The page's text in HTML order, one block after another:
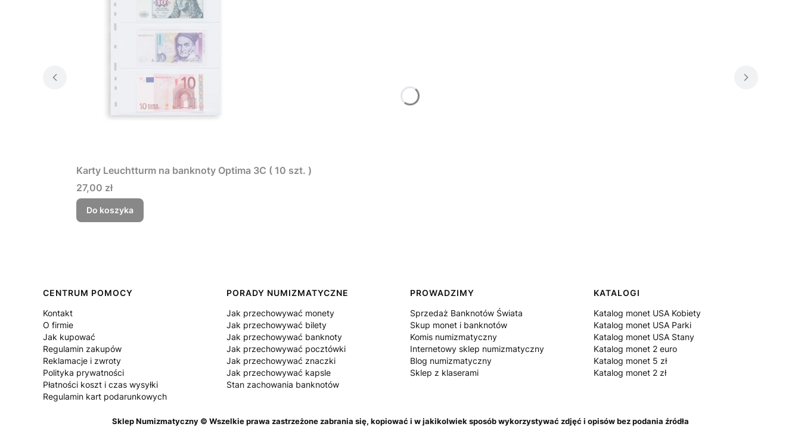
Karty Leuchtturm na banknoty Optima 3C ( 10 szt. )
Cena
27,00 zł
Do koszyka
Linki w stopce
CENTRUM POMOCY
Kontakt
O firmie
Jak kupować
Regulamin zakupów
Reklamacje i zwroty
Polityka prywatności
Płatności koszt i czas wysyłki
Regulamin kart podarunkowych
PORADY NUMIZMATYCZNE
Jak przechowywać monety
Jak przechowywać bilety
Jak przechowywać banknoty
Jak przechowywać pocztówki
Jak przechowywać znaczki
Jak przechowywać kapsle
Stan zachowania banknotów
PROWADZIMY
Sprzedaż Banknotów Świata
Skup monet i banknotów
Komis numizmatyczny
Internetowy sklep numizmatyczny
Blog numizmatyczny
Sklep z klaserami
KATALOGI
Katalog monet USA Kobiety
Katalog monet USA Parki
Katalog monet USA Stany
Katalog monet 2 euro
Katalog monet 5 zł
Katalog monet 2 zł
Sklep Numizmatyczny © Wszelkie prawa zastrzeżone zabrania się, kopiować i w jakikolwiek sposób wykorzystywać zdjęć i opisów bez podania źródła